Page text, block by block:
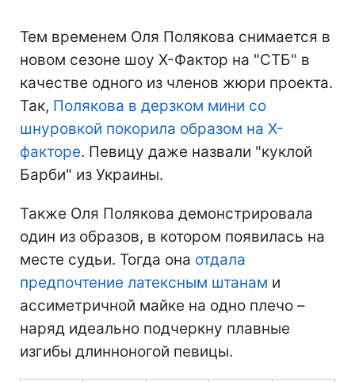
Тем временем Оля Полякова снимается в
новом сезоне шоу Х-Фактор на "СТБ" в
качестве одного из членов жюри проекта.
Так, Полякова в дерзком мини со
шнуровкой покорила образом на Х-
факторе. Певицу даже назвали "куклой
Барби" из Украины.
Также Оля Полякова демонстрировала
один из образов, в котором появилась на
месте судьи. Тогда она отдала
предпочтение латексным штанам и
ассиметричной майке на одно плечо –
наряд идеально подчеркну плавные
изгибы длинноногой певицы.